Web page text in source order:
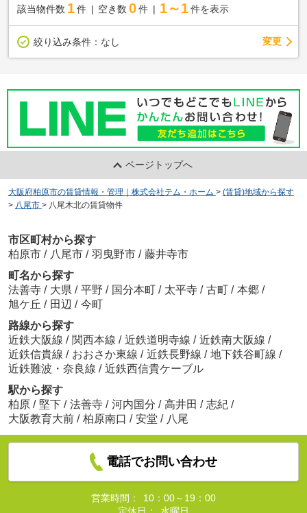
該当物件数 1件 空き数 0 件 1～1 件を表示
絞り込み条件： なし 変更
ページトップへ
大阪府柏原市の賃貸情報・管理｜株式会社テム・ホーム > (賃貸)地域から探す
> 八尾市 > 八尾木北の賃貸物件
市区町村から探す
柏原市 / 八尾市 / 羽曳野市 / 藤井寺市
町名から探す
法善寺 / 大県 / 平野 / 国分本町 / 太平寺 / 古町 / 本郷 /
旭ケ丘 / 田辺 / 今町
路線から探す
近鉄大阪線 / 関西本線 / 近鉄道明寺線 / 近鉄南大阪線 /
近鉄信貴線 / おおさか東線 / 近鉄長野線 / 地下鉄谷町線 /
近鉄難波・奈良線 / 近鉄西信貴ケーブル
駅から探す
柏原 / 堅下 / 法善寺 / 河内国分 / 高井田 / 志紀 /
大阪教育大前 / 柏原南口 / 安堂 / 八尾
電話でお問い合わせ
営業時間：
10：00～19：00